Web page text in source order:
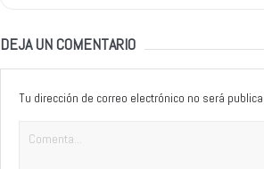
DEJA UN COMENTARIO
Tu dirección de correo electrónico no será